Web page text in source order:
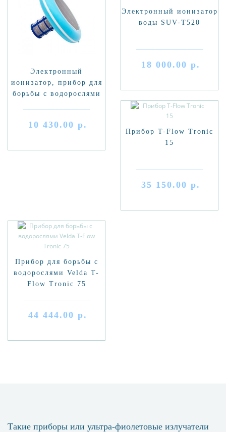
Электронный
ионизатор, прибор для
борьбы с водорослями
10 430.00 р.
Электронный ионизатор
воды SUV-T520
18 000.00 р.
Прибор T-Flow Tronic
15
35 150.00 р.
Прибор для борьбы с
водорослями Velda T-
Flow Tronic 75
44 444.00 р.
Такие приборы или ультра-фиолетовые излучатели